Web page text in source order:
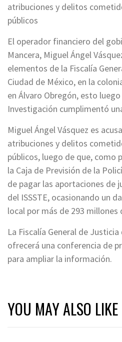
atribuciones y delitos
públicos
El operador financiero del
Mancera, Miguel Ángel
elementos de la Fiscalía
Ciudad de México, en la
en Álvaro Obregón, esto
Investigación cumplimentó
Miguel Ángel Vásquez es
atribuciones y delitos
públicos, luego de que, como
la Caja de Previsión de la
de pagar las aportaciones de
del ISSSTE, ocasionando un
local por más de 293 millones
La Fiscalía General de
ofrecerá una conferencia de
para ampliar la información.
YOU MAY ALSO LIKE